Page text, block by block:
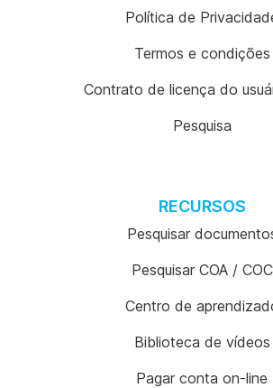
Política de
Termos e condições
Contrato de licença do
Pesquisa
RECURSOS
Pesquisar
Pesquisar COA / COC
Centro de
Biblioteca de vídeos
Pagar conta on-line